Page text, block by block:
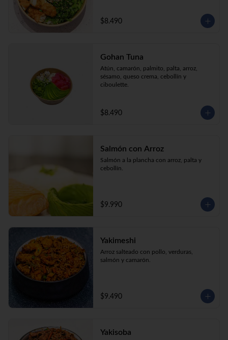
$8.490
Gohan Tuna
Atún, camarón, palmito, palta, arroz,
sésamo, queso crema, cebollín y
ciboulette.
$8.490
Salmón con Arroz
Salmón a la plancha con arroz, palta y
cebollín.
$9.990
Yakimeshi
Arroz salteado con pollo, verduras,
salmón y camarón.
$9.490
Yakisoba